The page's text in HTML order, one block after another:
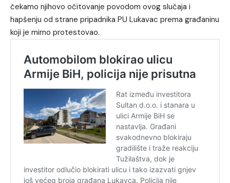
čekamo njihovo očitovanje povodom ovog slučaja i
hapšenju od strane pripadnika PU Lukavac prema građaninu
koji je mirno protestovao.